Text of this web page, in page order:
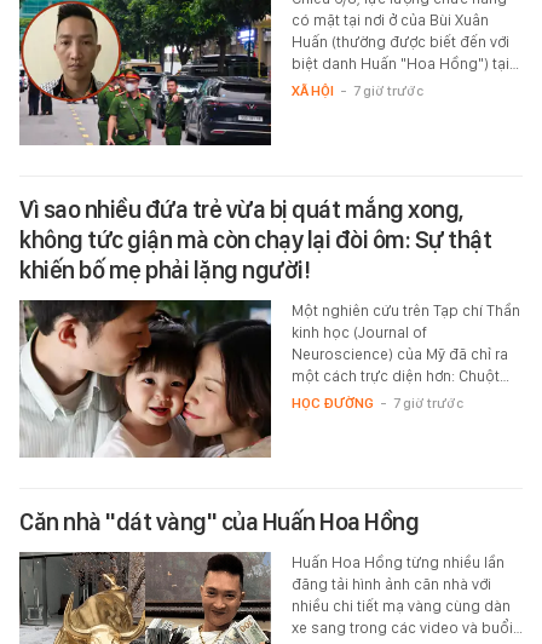
có mặt tại nơi ở của Bùi Xuân
Huấn (thường được biết đến với
biệt danh Huấn "Hoa Hồng") tại…
XÃ HỘI - 7 giờ trước
Vì sao nhiều đứa trẻ vừa bị quát mắng xong,
không tức giận mà còn chạy lại đòi ôm: Sự thật
khiến bố mẹ phải lặng người!
Một nghiên cứu trên Tạp chí Thần
kinh học (Journal of
Neuroscience) của Mỹ đã chỉ ra
một cách trực diện hơn: Chuột…
HỌC ĐƯỜNG - 7 giờ trước
Căn nhà "dát vàng" của Huấn Hoa Hồng
Huấn Hoa Hồng từng nhiều lần
đăng tải hình ảnh căn nhà với
nhiều chi tiết mạ vàng cùng dàn
xe sang trong các video và buổi…